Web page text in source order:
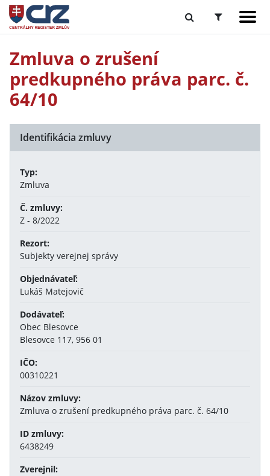
Zmluva o zrušení
predkupného práva parc. č.
64/10
Identifikácia zmluvy
Typ:
Zmluva
Č. zmluvy:
Z - 8/2022
Rezort:
Subjekty verejnej správy
Objednávateľ:
Lukáš Matejovič
Dodávateľ:
Obec Blesovce
Blesovce 117, 956 01
IČO:
00310221
Názov zmluvy:
Zmluva o zrušení predkupného práva parc. č. 64/10
ID zmluvy:
6438249
Zverejnil: